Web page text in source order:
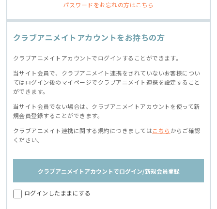
パスワードをお忘れの方はこちら
クラブアニメイトアカウントをお持ちの方
クラブアニメイトアカウントでログインすることができます。
当サイト会員で、クラブアニメイト連携をされていないお客様につい
てはログイン後のマイページでクラブアニメイト連携を設定すること
ができます。
当サイト会員でない場合は、クラブアニメイトアカウントを使って新
規会員登録することができます。
クラブアニメイト連携に関する規約につきましてはこちら からご確認
ください。
クラブアニメイトアカウントでログイン/新規会員登録
ログインしたままにする